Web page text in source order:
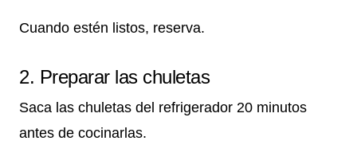
Cuando estén listos, reserva.
2. Preparar las chuletas
Saca las chuletas del refrigerador 20 minutos
antes de cocinarlas.